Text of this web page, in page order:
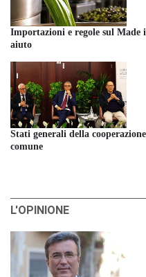
Importazioni e regole sul
aiuto
Stati generali della
comune
L'OPINIONE